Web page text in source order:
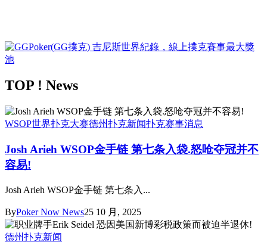
TOP ! News
WSOP世界扑克大赛德州扑克新闻扑克赛事消息
Josh Arieh WSOP金手链 第七条入袋.怒呛夺冠并不
容易!
Josh Arieh WSOP金手链 第七条入...
ByPoker Now News25 10 月, 2025
德州扑克新闻